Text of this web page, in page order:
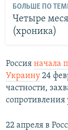
БОЛЬШЕ ПО
Четыре
(хроника)
Россия начала
Украину 24
частности,
сопротивления
22 апреля в